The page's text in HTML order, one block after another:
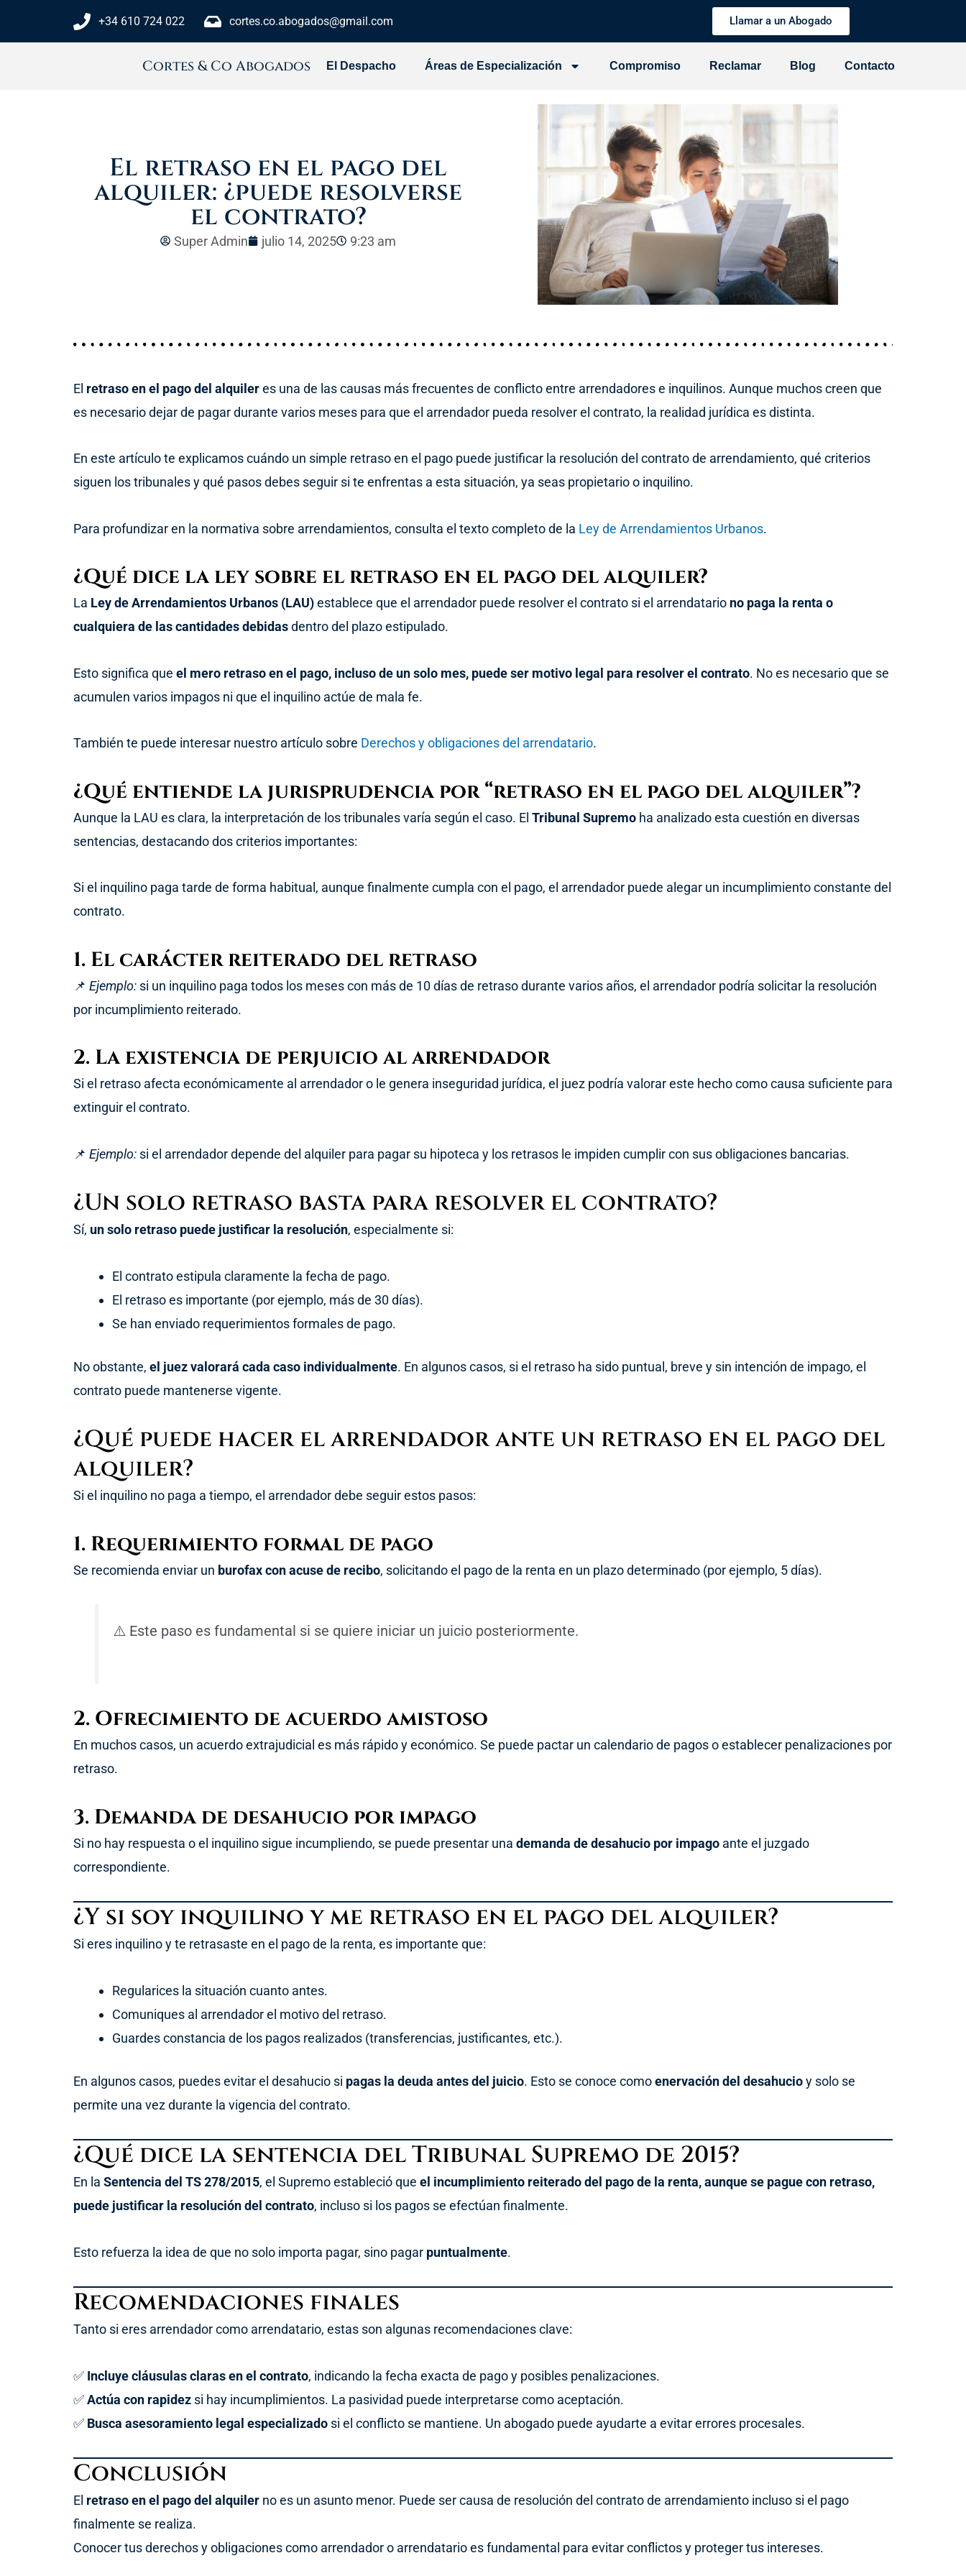
+34 610 724 022 cortes.co.abogados@gmail.com Llamar a un Abogado
El Despacho Áreas de Especialización Compromiso Reclamar Blog Contacto
Cortes & Co Abogados
El retraso en el pago del
alquiler: ¿puede resolverse
el contrato?
Super Admin julio 14, 2025 9:23 am
El retraso en el pago del alquileres una de las causas más frecuentes de conflicto entre arrendadores e inquilinos. Aunque muchos creen que
es necesario dejar de pagar durante varios meses para que el arrendador pueda resolver el contrato, la realidad jurídica es distinta.
En este artículo te explicamos cuándo un simple retraso en el pago puede justificar la resolución del contrato de arrendamiento, qué criterios
siguen los tribunales y qué pasos debes seguir si te enfrentas a esta situación, ya seas propietario o inquilino.
Para profundizar en la normativa sobre arrendamientos, consulta el texto completo de la Ley de Arrendamientos Urbanos.
¿Qué dice la ley sobre el retraso en el pago del alquiler?
La Ley de Arrendamientos Urbanos (LAU)establece que el arrendador puede resolver el contrato si el arrendatario no paga la renta o
cualquiera de las cantidades debidasdentro del plazo estipulado.
Esto significa que el mero retraso en el pago, incluso de un solo mes, puede ser motivo legal para resolver el contrato. No es necesario que se
acumulen varios impagos ni que el inquilino actúe de mala fe.
También te puede interesar nuestro artículo sobre Derechos y obligaciones del arrendatario.
¿Qué entiende la jurisprudencia por “retraso en el pago del alquiler”?
Aunque la LAU es clara, la interpretación de los tribunales varía según el caso. El Tribunal Supremo ha analizado esta cuestión en diversas
sentencias, destacando dos criterios importantes:
Si el inquilino paga tarde de forma habitual, aunque finalmente cumpla con el pago, el arrendador puede alegar un incumplimiento constante del
contrato.
1. El carácter reiterado del retraso
📌 Ejemplo: si un inquilino paga todos los meses con más de 10 días de retraso durante varios años, el arrendador podría solicitar la resolución
por incumplimiento reiterado.
2. La existencia de perjuicio al arrendador
Si el retraso afecta económicamente al arrendador o le genera inseguridad jurídica, el juez podría valorar este hecho como causa suficiente para
extinguir el contrato.
📌 Ejemplo: si el arrendador depende del alquiler para pagar su hipoteca y los retrasos le impiden cumplir con sus obligaciones bancarias.
¿Un solo retraso basta para resolver el contrato?
Sí, un solo retraso puede justificar la resolución, especialmente si:
El contrato estipula claramente la fecha de pago.
El retraso es importante (por ejemplo, más de 30 días).
Se han enviado requerimientos formales de pago.
No obstante, el juez valorará cada caso individualmente. En algunos casos, si el retraso ha sido puntual, breve y sin intención de impago, el
contrato puede mantenerse vigente.
¿Qué puede hacer el arrendador ante un retraso en el pago del
alquiler?
Si el inquilino no paga a tiempo, el arrendador debe seguir estos pasos:
1. Requerimiento formal de pago
Se recomienda enviar un burofax con acuse de recibo, solicitando el pago de la renta en un plazo determinado (por ejemplo, 5 días).
⚠️ Este paso es fundamental si se quiere iniciar un juicio posteriormente.
2. Ofrecimiento de acuerdo amistoso
En muchos casos, un acuerdo extrajudicial es más rápido y económico. Se puede pactar un calendario de pagos o establecer penalizaciones por
retraso.
3. Demanda de desahucio por impago
Si no hay respuesta o el inquilino sigue incumpliendo, se puede presentar una demanda de desahucio por impago ante el juzgado
correspondiente.
¿Y si soy inquilino y me retraso en el pago del alquiler?
Si eres inquilino y te retrasaste en el pago de la renta, es importante que:
Regularices la situación cuanto antes.
Comuniques al arrendador el motivo del retraso.
Guardes constancia de los pagos realizados (transferencias, justificantes, etc.).
En algunos casos, puedes evitar el desahucio si pagas la deuda antes del juicio. Esto se conoce comoenervación del desahucioy solo se
permite una vez durante la vigencia del contrato.
¿Qué dice la sentencia del Tribunal Supremo de 2015?
En la Sentencia del TS 278/2015, el Supremo estableció que el incumplimiento reiterado del pago de la renta, aunque se pague con retraso,
puede justificar la resolución del contrato, incluso si los pagos se efectúan finalmente.
Esto refuerza la idea de que no solo importa pagar, sino pagar puntualmente.
Recomendaciones finales
Tanto si eres arrendador como arrendatario, estas son algunas recomendaciones clave:
✅ Incluye cláusulas claras en el contrato, indicando la fecha exacta de pago y posibles penalizaciones.
✅Actúa con rapidez si hay incumplimientos. La pasividad puede interpretarse como aceptación.
✅ Busca asesoramiento legal especializado si el conflicto se mantiene. Un abogado puede ayudarte a evitar errores procesales.
Conclusión
El retraso en el pago del alquiler no es un asunto menor. Puede ser causa de resolución del contrato de arrendamiento incluso si el pago
finalmente se realiza.
Conocer tus derechos y obligaciones como arrendador o arrendatario es fundamental para evitar conflictos y proteger tus intereses.